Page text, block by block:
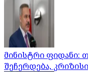
მინისტრი ფიდანი:
შეჩერდება,